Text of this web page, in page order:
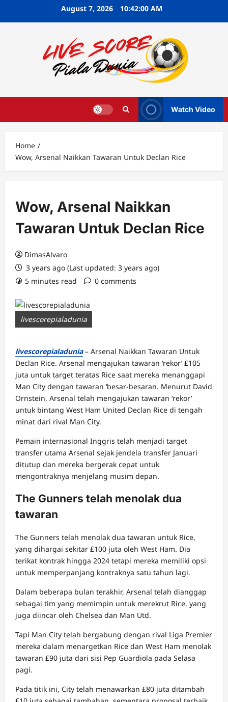
August 7, 2026 10:42:01 AM
Watch Video
Home
Wow, Arsenal Naikkan Tawaran Untuk Declan Rice
Wow, Arsenal Naikkan
Tawaran Untuk Declan Rice
DimasAlvaro
3 years ago (Last updated: 3 years ago)
5 minutes read
0 comments
livescorepialadunia
livescorepialadunia – Arsenal Naikkan Tawaran Untuk
Declan Rice. Arsenal mengajukan tawaran ‘rekor’ £105
juta untuk target teratas Rice saat mereka menanggapi
Man City dengan tawaran ‘besar-besaran. Menurut David
Ornstein, Arsenal telah mengajukan tawaran ‘rekor’
untuk bintang West Ham United Declan Rice di tengah
minat dari rival Man City.
Pemain internasional Inggris telah menjadi target
transfer utama Arsenal sejak jendela transfer Januari
ditutup dan mereka bergerak cepat untuk
mengontraknya menjelang musim depan.
The Gunners telah menolak dua
tawaran
The Gunners telah menolak dua tawaran untuk Rice,
yang dihargai sekitar £100 juta oleh West Ham. Dia
terikat kontrak hingga 2024 tetapi mereka memiliki opsi
untuk memperpanjang kontraknya satu tahun lagi.
Dalam beberapa bulan terakhir, Arsenal telah dianggap
sebagai tim yang memimpin untuk merekrut Rice, yang
juga diincar oleh Chelsea dan Man Utd.
Tapi Man City telah bergabung dengan rival Liga Premier
mereka dalam menargetkan Rice dan West Ham menolak
tawaran £90 juta dari sisi Pep Guardiola pada Selasa
pagi.
Pada titik ini, City telah menawarkan £80 juta ditambah